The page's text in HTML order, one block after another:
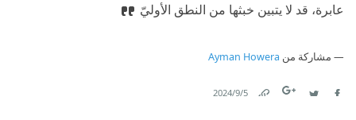
عابرة، قد لا يتبين خبثها من النطق الأوليّ
مشاركة من Ayman Howera
5‏/9‏/2024